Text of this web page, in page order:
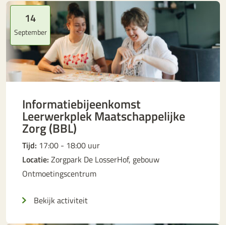
14
September
Informatiebijeenkomst
Leerwerkplek Maatschappelijke
Zorg (BBL)
Tijd: 17:00 - 18:00 uur
Locatie: Zorgpark De LosserHof, gebouw
Ontmoetingscentrum
Bekijk activiteit